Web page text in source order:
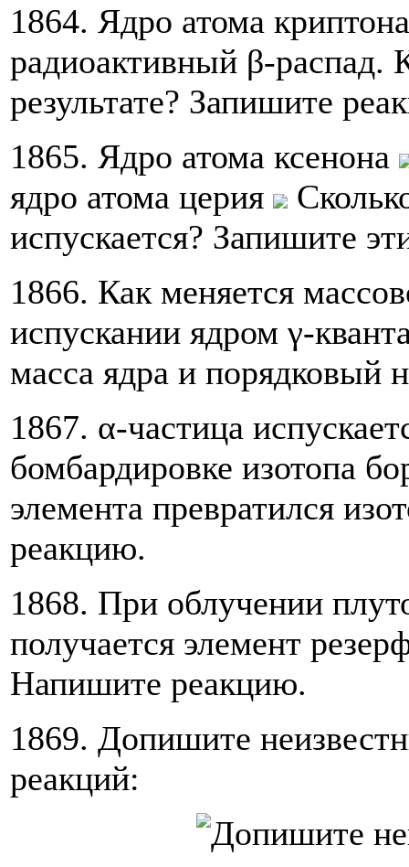
1864. Ядро атома
радиоактивный β-распад.
результате? Запишите
1865. Ядро атома ксенона
ядро атома церия
испускается? Запишите
1866. Как меняется
испускании ядром γ-
масса ядра и порядковый
1867. α-частица
бомбардировке изотопа
элемента превратился
реакцию.
1868. При облучении
получается элемент
Напишите реакцию.
1869. Допишите
реакций: